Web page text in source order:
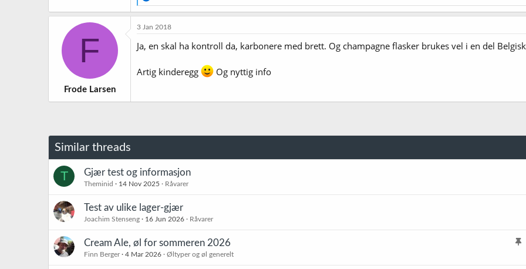
e
a
o
e
r
F
Frode Larsen
3 Jan 2018
Ja, en skal ha kontroll da, karbonere med brett. Og champagne flasker brukes vel i en del
Artig kinderegg Og nyttig info
Similar threads
T Gjær test og informasjon
Theminid 14 Nov 2025 Råvarer
Test av ulike lager-gjær
Joachim Stenseng 16 Jun 2026 Råvarer
K
Cream Ale, øl for sommeren 2026
Finn Berger 4 Mar 2026 Øltyper og øl generelt